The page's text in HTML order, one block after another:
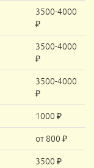
3500-4000
₽
3500-4000
₽
3500-4000
₽
1000 ₽
от 800 ₽
3500 ₽